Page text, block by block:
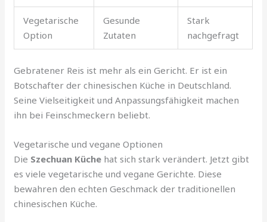
Vegetarische
Option
Gesunde
Zutaten
Stark
nachgefragt
Gebratener Reis ist mehr als ein Gericht. Er ist ein
Botschafter der chinesischen Küche in Deutschland.
Seine Vielseitigkeit und Anpassungsfähigkeit machen
ihn bei Feinschmeckern beliebt.
Vegetarische und vegane Optionen
Die Szechuan Küche hat sich stark verändert. Jetzt gibt
es viele vegetarische und vegane Gerichte. Diese
bewahren den echten Geschmack der traditionellen
chinesischen Küche.